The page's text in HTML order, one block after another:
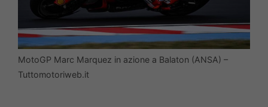
MotoGP Marc Marquez in azione a Balaton (ANSA) –
Tuttomotoriweb.it